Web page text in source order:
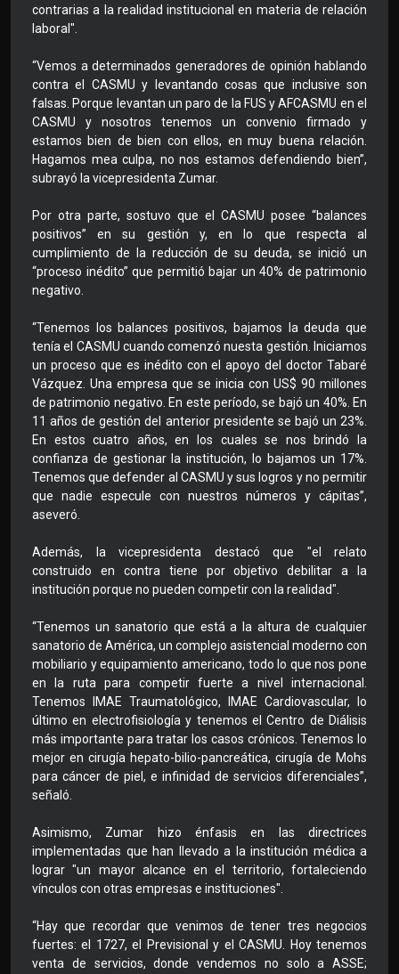
contrarias a la realidad institucional en materia de relación
laboral".
“Vemos a determinados generadores de opinión hablando
contra el CASMU y levantando cosas que inclusive son
falsas. Porque levantan un paro de la FUS y AFCASMU en el
CASMU y nosotros tenemos un convenio firmado y
estamos bien de bien con ellos, en muy buena relación.
Hagamos mea culpa, no nos estamos defendiendo bien”,
subrayó la vicepresidenta Zumar.
Por otra parte, sostuvo que el CASMU posee “balances
positivos” en su gestión y, en lo que respecta al
cumplimiento de la reducción de su deuda, se inició un
“proceso inédito” que permitió bajar un 40% de patrimonio
negativo.
“Tenemos los balances positivos, bajamos la deuda que
tenía el CASMU cuando comenzó nuesta gestión. Iniciamos
un proceso que es inédito con el apoyo del doctor Tabaré
Vázquez. Una empresa que se inicia con US$ 90 millones
de patrimonio negativo. En este período, se bajó un 40%. En
11 años de gestión del anterior presidente se bajó un 23%.
En estos cuatro años, en los cuales se nos brindó la
confianza de gestionar la institución, lo bajamos un 17%.
Tenemos que defender al CASMU y sus logros y no permitir
que nadie especule con nuestros números y cápitas”,
aseveró.
Además, la vicepresidenta destacó que "el relato
construido en contra tiene por objetivo debilitar a la
institución porque no pueden competir con la realidad".
“Tenemos un sanatorio que está a la altura de cualquier
sanatorio de América, un complejo asistencial moderno con
mobiliario y equipamiento americano, todo lo que nos pone
en la ruta para competir fuerte a nivel internacional.
Tenemos IMAE Traumatológico, IMAE Cardiovascular, lo
último en electrofisiología y tenemos el Centro de Diálisis
más importante para tratar los casos crónicos. Tenemos lo
mejor en cirugía hepato-bilio-pancreática, cirugía de Mohs
para cáncer de piel, e infinidad de servicios diferenciales”,
señaló.
Asimismo, Zumar hizo énfasis en las directrices
implementadas que han llevado a la institución médica a
lograr "un mayor alcance en el territorio, fortaleciendo
vínculos con otras empresas e instituciones".
“Hay que recordar que venimos de tener tres negocios
fuertes: el 1727, el Previsional y el CASMU. Hoy tenemos
venta de servicios, donde vendemos no solo a ASSE;